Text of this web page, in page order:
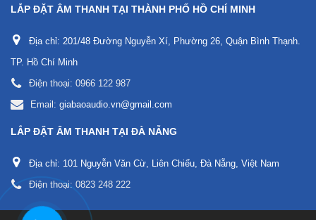
LẮP ĐẶT ÂM THANH TẠI THÀNH PHỐ HỒ CHÍ MINH
Địa chỉ: 201/48 Đường Nguyễn Xí, Phường 26, Quận Bình Thạnh.
TP. Hồ Chí Minh
Điện thoại: 0966 122 987
Email: giabaoaudio.vn@gmail.com
LẮP ĐẶT ÂM THANH TẠI ĐÀ NẴNG
Địa chỉ: 101 Nguyễn Văn Cừ, Liên Chiểu, Đà Nẵng, Việt Nam
Điện thoại: 0823 248 222